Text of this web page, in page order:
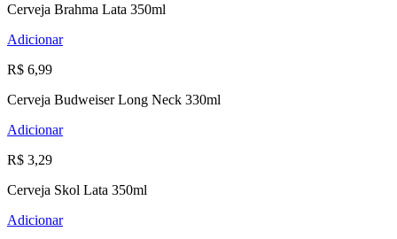
Cerveja Brahma Lata 350ml
Adicionar
R$ 6,99
Cerveja Budweiser Long Neck 330ml
Adicionar
R$ 3,29
Cerveja Skol Lata 350ml
Adicionar